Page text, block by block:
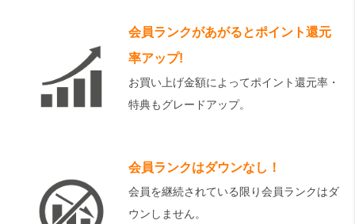
会員ランクがあがるとポイント還元
率アップ!
お買い上げ金額によってポイント還元率・
特典もグレードアップ。
会員ランクはダウンなし！
会員を継続されている限り会員ランクはダ
ウンしません。